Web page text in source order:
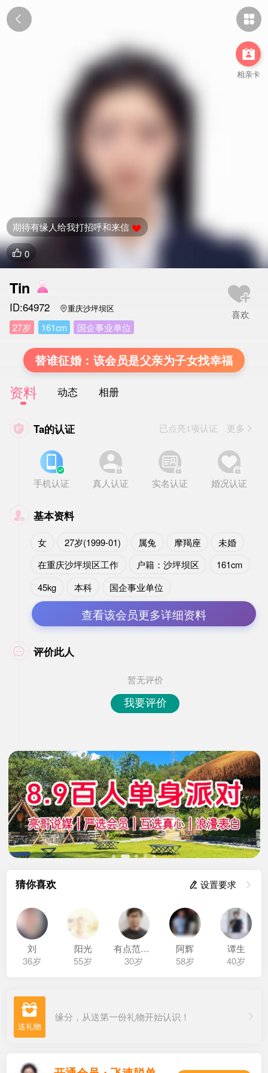
 

相亲卡
 0
期待有缘人给我打招呼和来信 
Tin
ID:64972 重庆沙坪坝区
27岁 161cm 国企事业单位
替谁征婚：该会员是父亲为子女找幸福
资料 动态 相册
 Ta的认证 已点亮1项认证 更多


手机认证


真人认证


实名认证


婚况认证
 基本资料
女 27岁(1999-01) 属兔 摩羯座
未婚
在重庆沙坪坝区工作
户籍：沙坪坝区
161cm
45kg
本科 国企事业单位
查看该会员更多详细资料
 评价此人
暂无评价
我要评价
猜你喜欢  设置要求
刘
36岁
阳光
55岁
有点范困了
30岁
阿辉
58岁
谭生
40岁
 缘分，从送第一份礼物开始认识！